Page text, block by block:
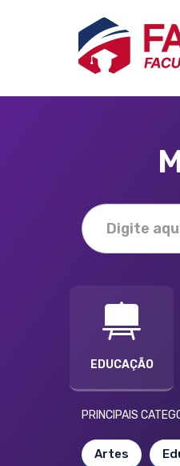
EDUCAÇÃO
PRINCIPAIS
Artes